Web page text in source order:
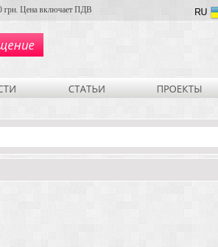
грн. Цена включает ПДВ RU
СТАТЬИ ПРОЕКТЫ